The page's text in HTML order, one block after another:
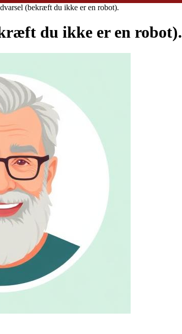
(bekræft du ikke er en robot).
du ikke er en robot).